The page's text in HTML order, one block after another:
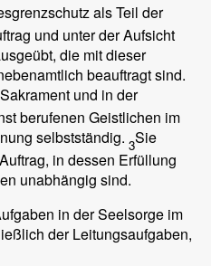
als Teil der
und unter der Aufsicht
die mit dieser
beauftragt sind.
und in der
berufenen Geistlichen im
selbstständig. 3Sie
in dessen Erfüllung
unabhängig sind.
in der Seelsorge im
der Leitungsaufgaben,